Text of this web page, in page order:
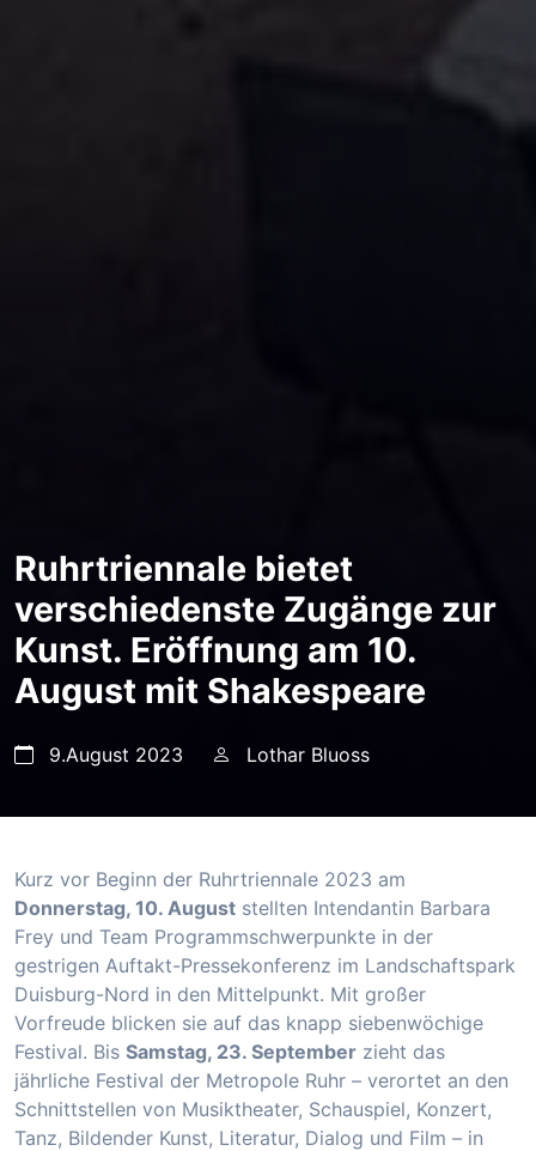
Ruhrtriennale bietet
verschiedenste Zugänge zur
Kunst. Eröffnung am 10.
August mit Shakespeare
9.August 2023 Lothar Bluoss
Kurz vor Beginn der Ruhrtriennale 2023 am
Donnerstag, 10. August stellten Intendantin Barbara
Frey und Team Programmschwerpunkte in der
gestrigen Auftakt-Pressekonferenz im Landschaftspark
Duisburg-Nord in den Mittelpunkt. Mit großer
Vorfreude blicken sie auf das knapp siebenwöchige
Festival. Bis Samstag, 23. September zieht das
jährliche Festival der Metropole Ruhr – verortet an den
Schnittstellen von Musiktheater, Schauspiel, Konzert,
Tanz, Bildender Kunst, Literatur, Dialog und Film – in